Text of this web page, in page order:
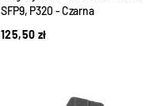
SFP9, P320 - Czarna
125,50 zł